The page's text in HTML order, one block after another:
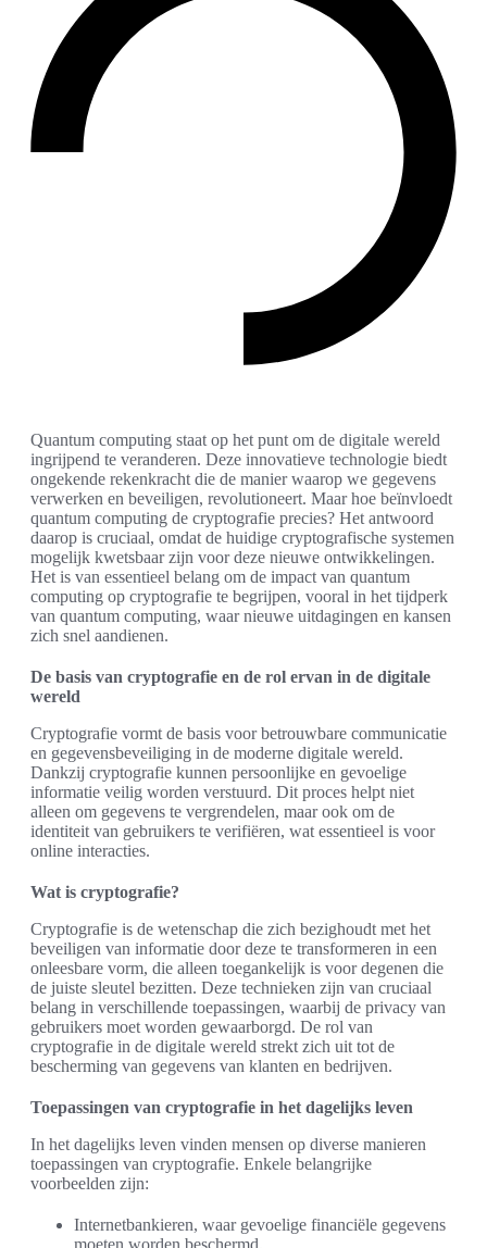
Quantum computing staat op het punt om de digitale wereld
ingrijpend te veranderen. Deze innovatieve technologie biedt
ongekende rekenkracht die de manier waarop we gegevens
verwerken en beveiligen, revolutioneert. Maar hoe beïnvloedt
quantum computing de cryptografie precies? Het antwoord
daarop is cruciaal, omdat de huidige cryptografische systemen
mogelijk kwetsbaar zijn voor deze nieuwe ontwikkelingen.
Het is van essentieel belang om de impact van quantum
computing op cryptografie te begrijpen, vooral in het tijdperk
van quantum computing, waar nieuwe uitdagingen en kansen
zich snel aandienen.
De basis van cryptografie en de rol ervan in de digitale
wereld
Cryptografie vormt de basis voor betrouwbare communicatie
en gegevensbeveiliging in de moderne digitale wereld.
Dankzij cryptografie kunnen persoonlijke en gevoelige
informatie veilig worden verstuurd. Dit proces helpt niet
alleen om gegevens te vergrendelen, maar ook om de
identiteit van gebruikers te verifiëren, wat essentieel is voor
online interacties.
Wat is cryptografie?
Cryptografie is de wetenschap die zich bezighoudt met het
beveiligen van informatie door deze te transformeren in een
onleesbare vorm, die alleen toegankelijk is voor degenen die
de juiste sleutel bezitten. Deze technieken zijn van cruciaal
belang in verschillende toepassingen, waarbij de privacy van
gebruikers moet worden gewaarborgd. De rol van
cryptografie in de digitale wereld strekt zich uit tot de
bescherming van gegevens van klanten en bedrijven.
Toepassingen van cryptografie in het dagelijks leven
In het dagelijks leven vinden mensen op diverse manieren
toepassingen van cryptografie. Enkele belangrijke
voorbeelden zijn:
Internetbankieren, waar gevoelige financiële gegevens
moeten worden beschermd.